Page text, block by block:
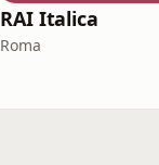
RAI Italica
Roma